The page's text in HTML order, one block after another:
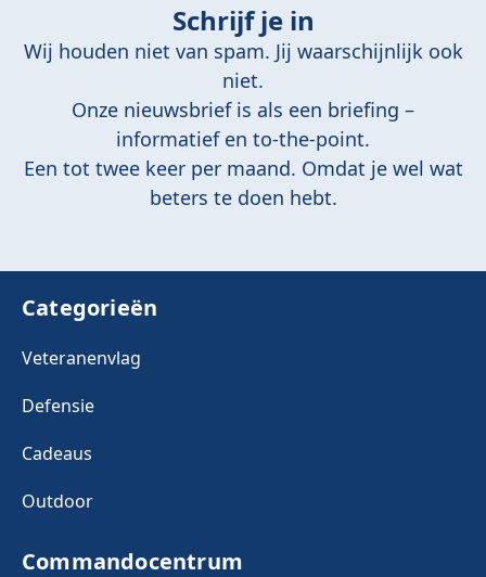
Schrijf je in
Wij houden niet van spam. Jij waarschijnlijk ook
niet.
Onze nieuwsbrief is als een briefing –
informatief en to-the-point.
Een tot twee keer per maand. Omdat je wel wat
beters te doen hebt.
Categorieën
Veteranenvlag
Defensie
Cadeaus
Outdoor
Commandocentrum